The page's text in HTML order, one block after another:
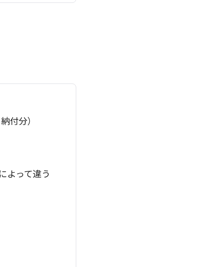
付分）
よって違う